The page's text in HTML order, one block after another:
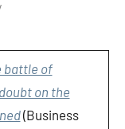
battle of
on the
(Business